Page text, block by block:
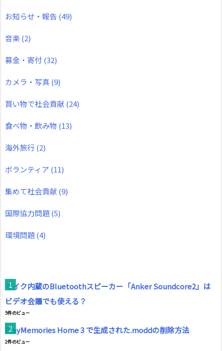
お知らせ・報告 (49)
音楽(2)
募金・寄付 (32)
カメラ・写真(9)
買い物で社会貢献 (24)
食べ物・飲み物 (13)
海外旅行(2)
ボランティア (11)
集めて社会貢献 (9)
国際協力問題(5)
環境問題(4)
マイク内蔵のBluetoothスピーカー「Anker Soundcore2」は
ビデオ会議でも使える？
5件のビュー
PlayMemories Home 3 で生成された.moddの削除方法
2件のビュー